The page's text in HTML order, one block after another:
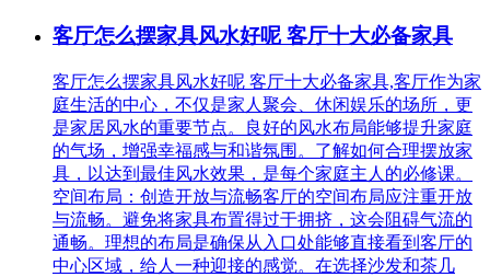
客厅怎么摆家具风水好呢 客厅十大必备家具
客厅怎么摆家具风水好呢 客厅十大必备家具,客厅作为家
庭生活的中心，不仅是家人聚会、休闲娱乐的场所，更
是家居风水的重要节点。良好的风水布局能够提升家庭
的气场，增强幸福感与和谐氛围。了解如何合理摆放家
具，以达到最佳风水效果，是每个家庭主人的必修课。
空间布局：创造开放与流畅客厅的空间布局应注重开放
与流畅。避免将家具布置得过于拥挤，这会阻碍气流的
通畅。理想的布局是确保从入口处能够直接看到客厅的
中心区域，给人一种迎接的感觉。在选择沙发和茶几